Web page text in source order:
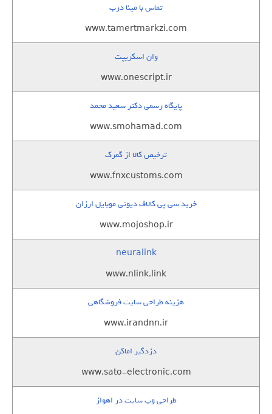
تماس با مینا درب
www.tamertmarkzi.com
وان اسکریپت
www.onescript.ir
پایگاه رسمی دکتر سعید محمد
www.smohamad.com
ترخیص کالا از گمرک
www.fnxcustoms.com
خرید سی پی کالاف دیوتی موبایل ارزان
www.mojoshop.ir
neuralink
www.nlink.link
هزینه طراحی سایت فروشگاهی
www.irandnn.ir
دزدگیر اماکن
www.sato-electronic.com
طراحی وب سایت در اهواز